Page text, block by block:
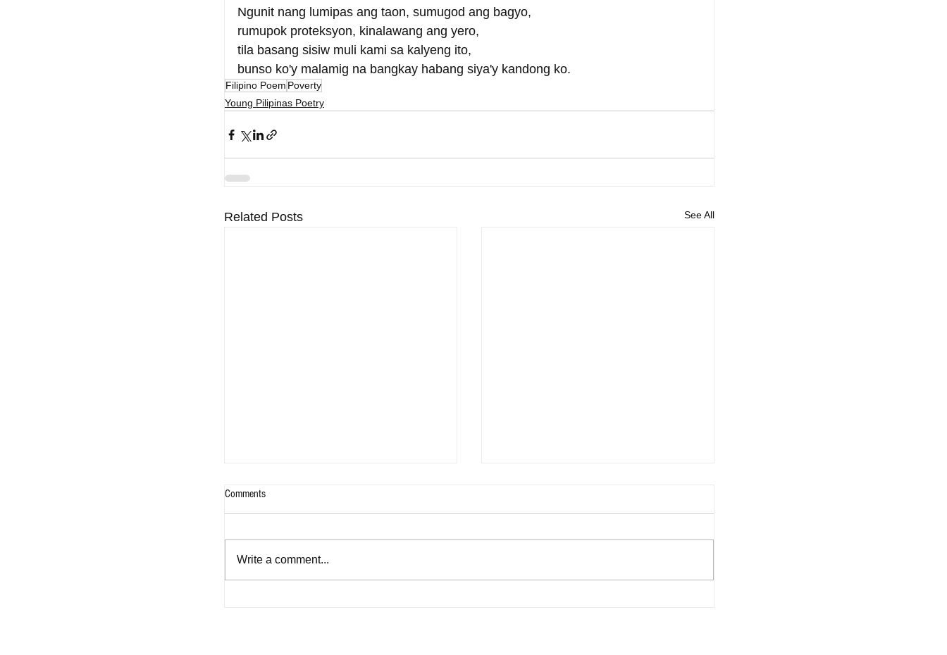
Ngunit nang lumipas ang taon, sumugod ang bagyo,
rumupok proteksyon, kinalawang ang yero,
tila basang sisiw muli kami sa kalyeng ito,
bunso ko'y malamig na bangkay habang siya'y kandong ko.
Filipino Poem Poverty
Young Pilipinas Poetry
Related Posts See All
Comments
Write a comment...